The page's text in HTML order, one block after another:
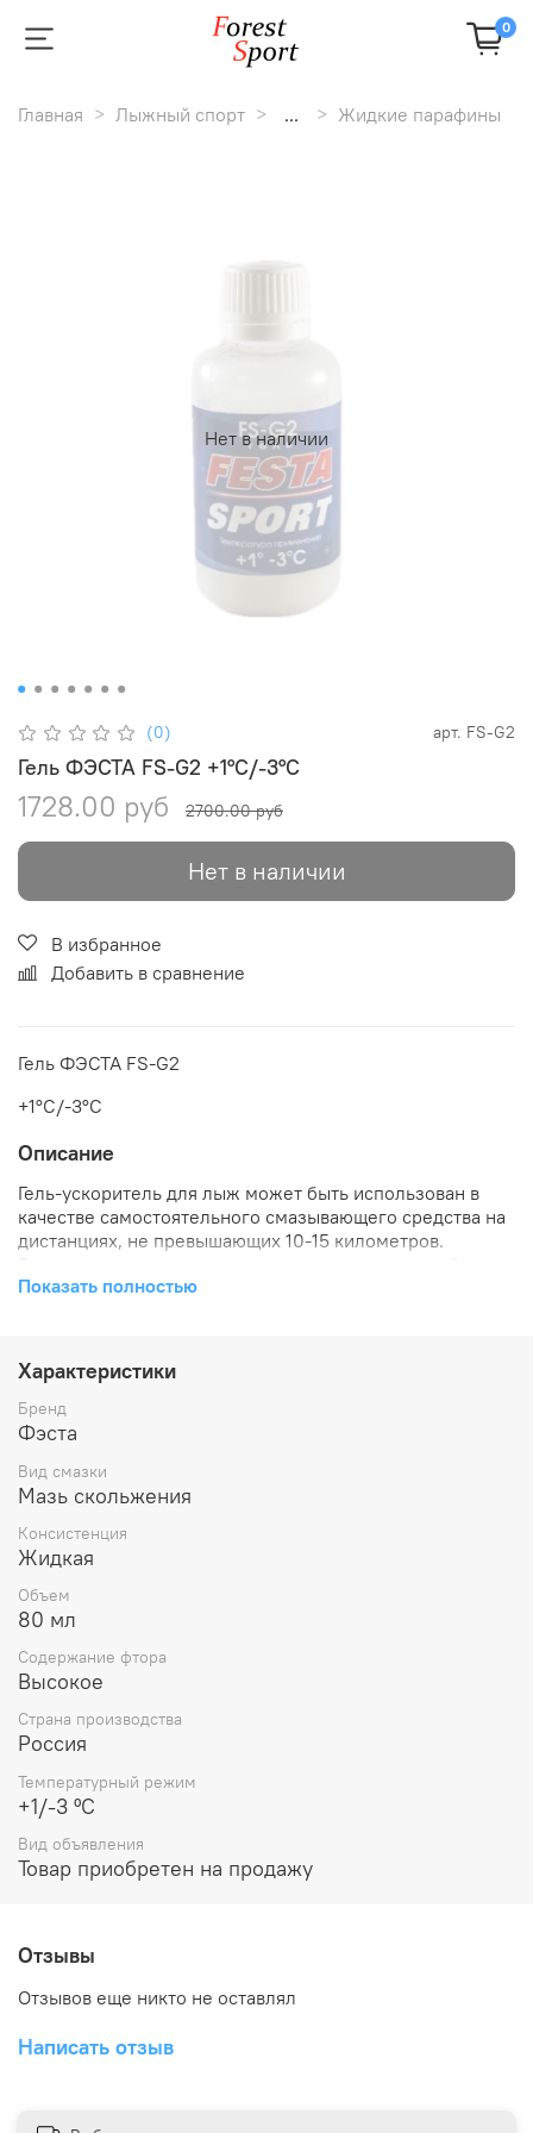
0
Главная Лыжный спорт ... Жидкие парафины
Нет в наличии
(0) арт. FS-G2
Гель ФЭСТА FS-G2 +1°C/-3°C
1728.00 руб 2700.00 руб
Нет в наличии
В избранное
Добавить в сравнение
Гель ФЭСТА FS-G2
+1°C/-3°C
Описание
Гель-ускоритель для лыж может быть использован в
качестве самостоятельного смазывающего средства на
дистанциях, не превышающих 10-15 километров.
лежащий снег, при условии, что влажность составляет
использования: +1...-3C.Температура плавления
порошка: 110-120C.Влажность воздуха: 80-100%
Показать полностью
Характеристики
Бренд
Фэста
Вид смазки
Мазь скольжения
Консистенция
Жидкая
Объем
80 мл
Содержание фтора
Высокое
Страна производства
Россия
Температурный режим
+1/-3 ºC
Вид объявления
Товар приобретен на продажу
Отзывы
Отзывов еще никто не оставлял
Написать отзыв